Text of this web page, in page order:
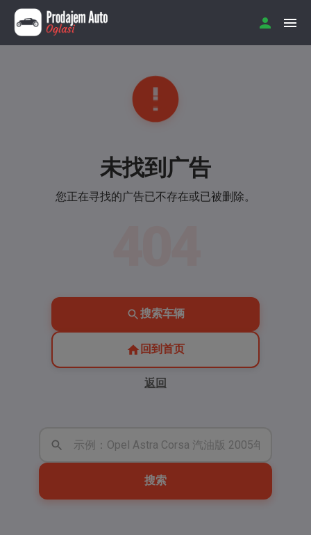
未找到广告
您正在寻找的广告已不存在或已被删除。
搜索车辆
回到首页
返回
搜索